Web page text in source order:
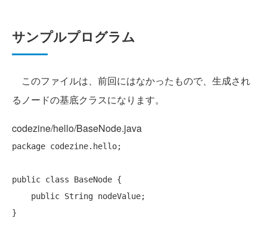
サンプルプログラム
このファイルは、前回にはなかったもので、生成され
るノードの基底クラスになります。
codezine/hello/BaseNode.java
package codezine.hello;
public class BaseNode {
public String nodeValue;